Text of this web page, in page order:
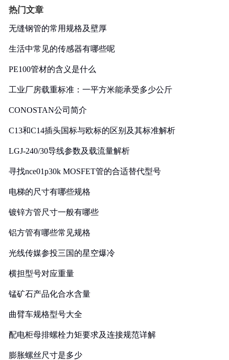
热门文章
无缝钢管的常用规格及壁厚
生活中常见的传感器有哪些呢
PE100管材的含义是什么
工业厂房载重标准：一平方米能承受多少公斤
CONOSTAN公司简介
C13和C14插头国标与欧标的区别及其标准解析
LGJ-240/30导线参数及载流量解析
寻找nce01p30k MOSFET管的合适替代型号
电梯的尺寸有哪些规格
镀锌方管尺寸一般有哪些
铝方管有哪些常见规格
光线传媒参投三国的星空爆冷
横担型号对应重量
锰矿石产品化合水含量
曲臂车规格型号大全
配电柜母排螺栓力矩要求及连接规范详解
膨胀螺丝尺寸是多少